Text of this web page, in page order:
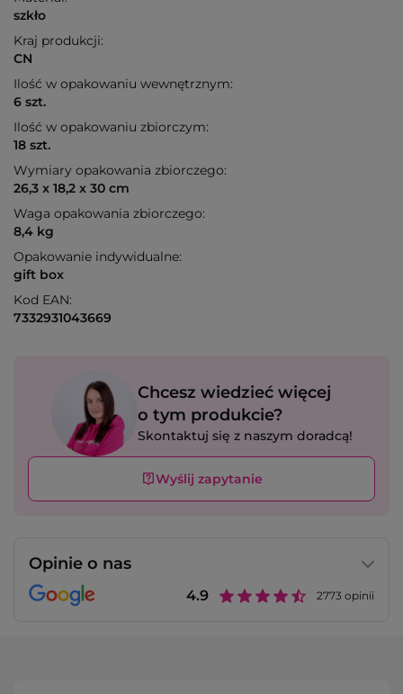
szkło
Kraj produkcji:
CN
Ilość w opakowaniu wewnętrznym:
6 szt.
Ilość w opakowaniu zbiorczym:
18 szt.
Wymiary opakowania zbiorczego:
26,3 x 18,2 x 30 cm
Waga opakowania zbiorczego:
8,4 kg
Opakowanie indywidualne:
gift box
Kod EAN:
7332931043669
Chcesz wiedzieć więcej
o tym produkcie?
Skontaktuj się z naszym doradcą!
Wyślij zapytanie
Opinie o nas
4.9 2773 opinii